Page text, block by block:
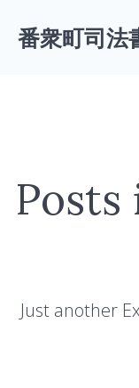
番衆町司法
Posts
Just another